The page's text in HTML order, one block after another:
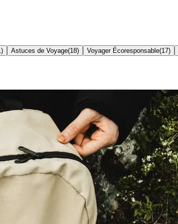
) Astuces de Voyage(18) Voyager Écoresponsable(17)